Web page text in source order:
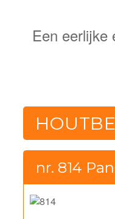
Een eerlijke
nr. 814